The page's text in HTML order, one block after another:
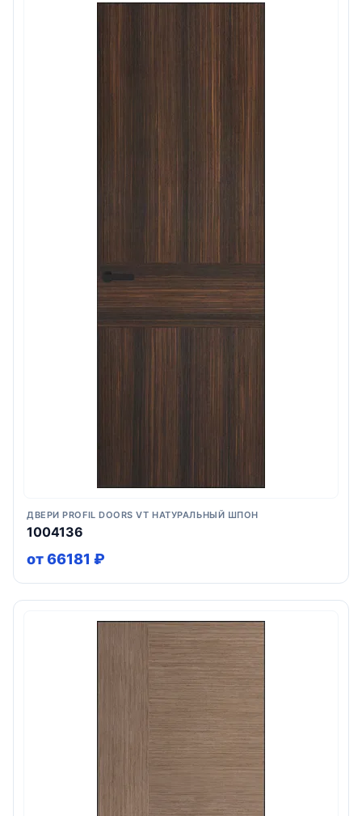
ДВЕРИ PROFIL DOORS VT НАТУРАЛЬНЫЙ ШПОН
1004136
от 66181 ₽